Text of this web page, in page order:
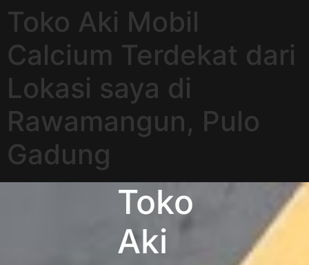
Toko Aki Mobil
Calcium Terdekat dari
Lokasi saya di
Rawamangun, Pulo
Gadung
Toko
Aki